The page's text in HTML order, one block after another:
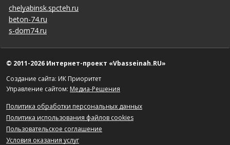
chelyabinsk.spcteh.ru
beton-74.ru
s-dom74.ru
© 2011-2026 Интернет-проект «Vbasseinah.RU»
Создание сайта: ИК Приоритет
Управление сайтом: Медиа-Решения
Политика обработки персональных данных
Политика использования файлов cookies
Пользовательское соглашение
Условия оказания услуг